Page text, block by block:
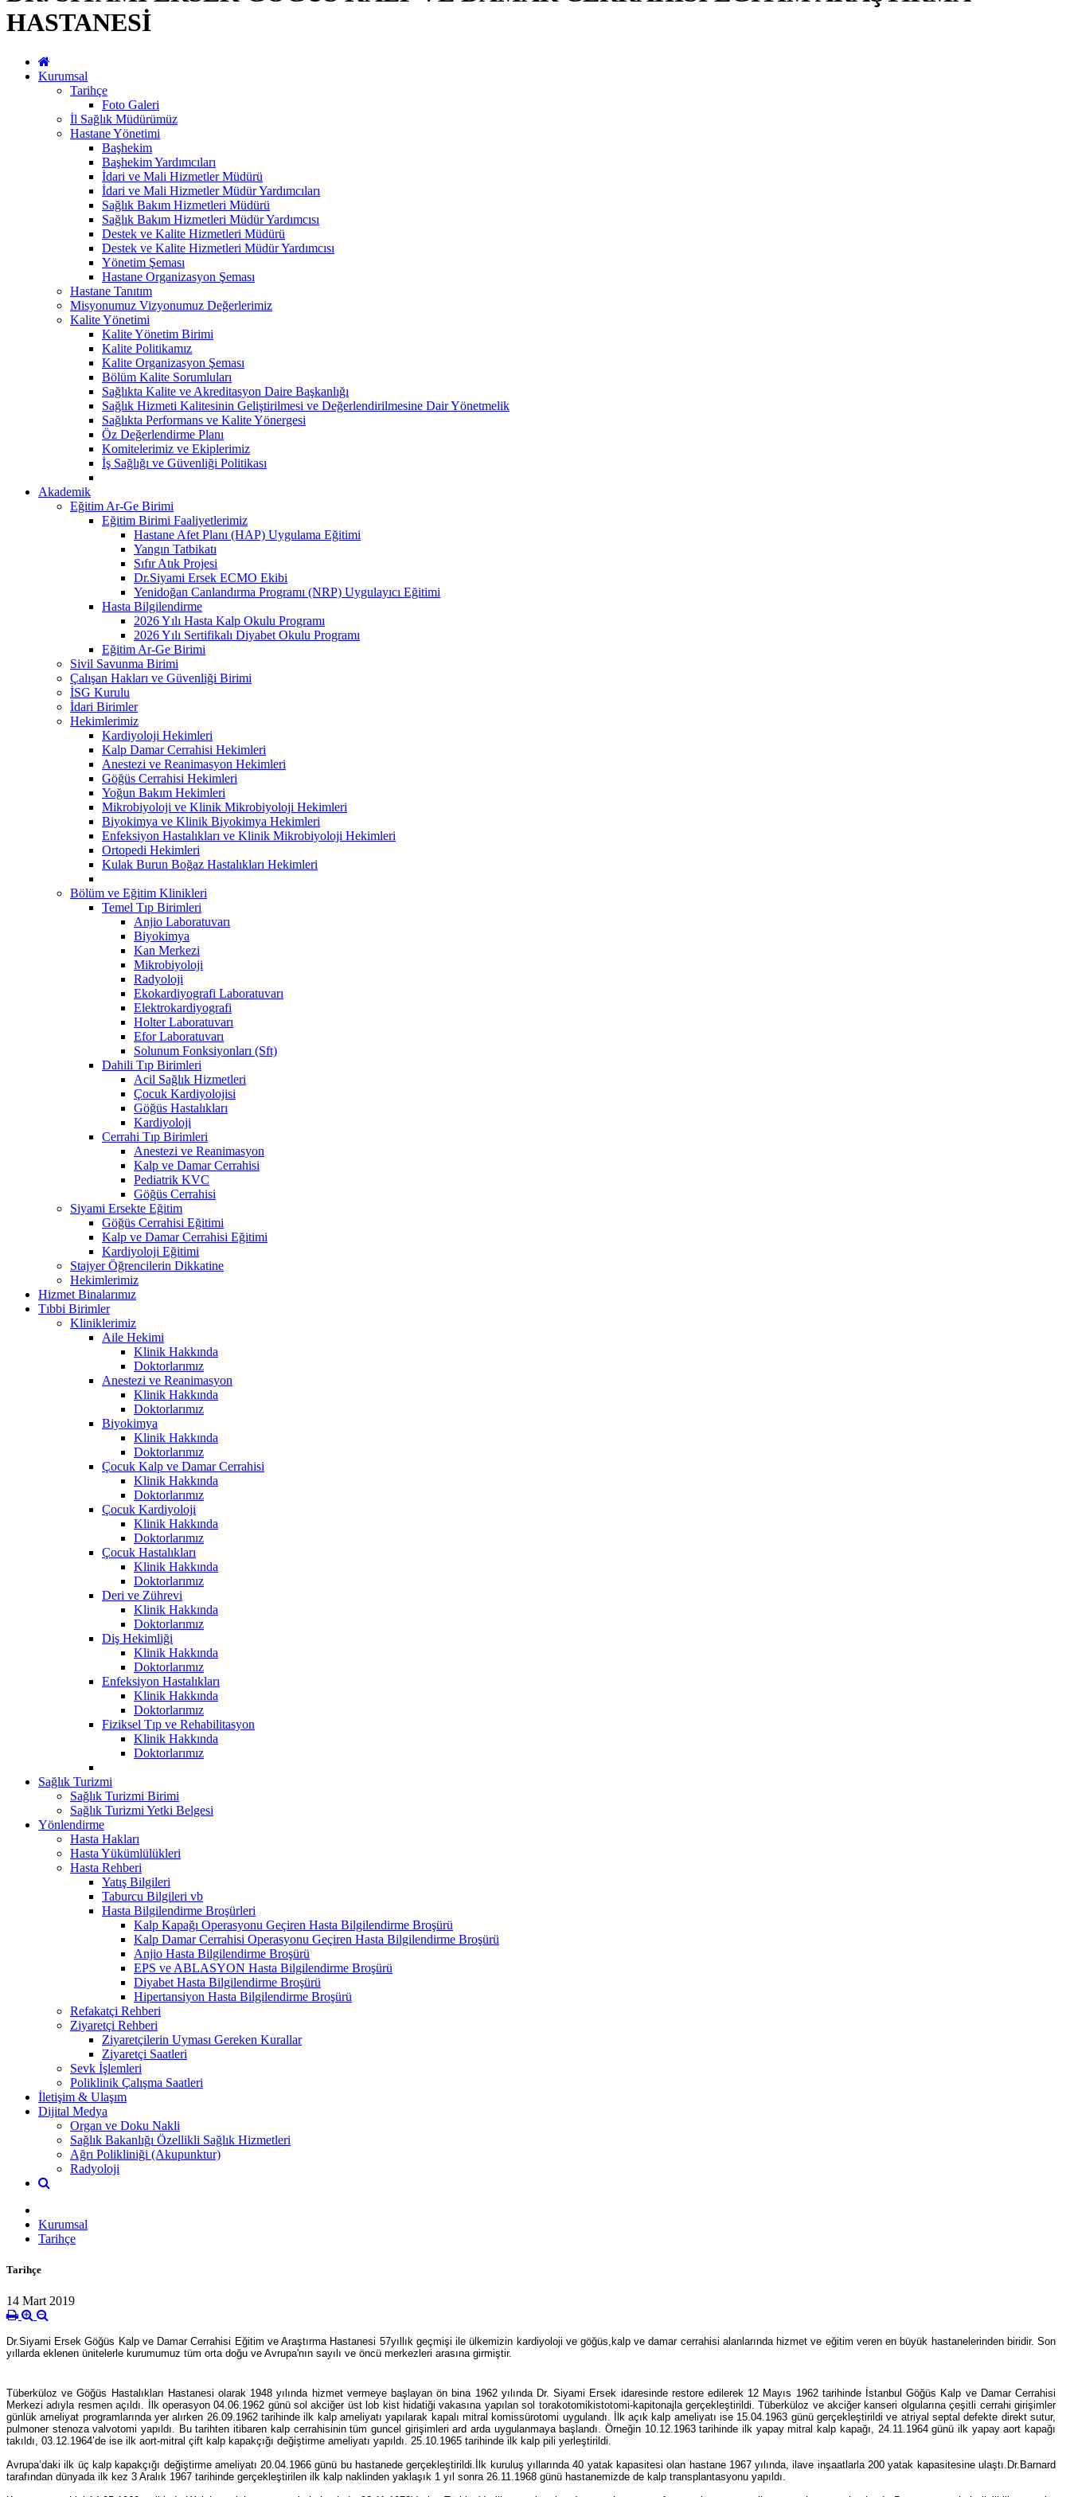
HASTANESİ
Kurumsal
Tarihçe
Foto Galeri
İl Sağlık Müdürümüz
Hastane Yönetimi
Başhekim
Başhekim Yardımcıları
İdari ve Mali Hizmetler Müdürü
İdari ve Mali Hizmetler Müdür Yardımcıları
Sağlık Bakım Hizmetleri Müdürü
Sağlık Bakım Hizmetleri Müdür Yardımcısı
Destek ve Kalite Hizmetleri Müdürü
Destek ve Kalite Hizmetleri Müdür Yardımcısı
Yönetim Şeması
Hastane Organizasyon Şeması
Hastane Tanıtım
Misyonumuz Vizyonumuz Değerlerimiz
Kalite Yönetimi
Kalite Yönetim Birimi
Kalite Politikamız
Kalite Organizasyon Şeması
Bölüm Kalite Sorumluları
Sağlıkta Kalite ve Akreditasyon Daire Başkanlığı
Sağlık Hizmeti Kalitesinin Geliştirilmesi ve Değerlendirilmesine Dair Yönetmelik
Sağlıkta Performans ve Kalite Yönergesi
Öz Değerlendirme Planı
Komitelerimiz ve Ekiplerimiz
İş Sağlığı ve Güvenliği Politikası
Akademik
Eğitim Ar-Ge Birimi
Eğitim Birimi Faaliyetlerimiz
Hastane Afet Planı (HAP) Uygulama Eğitimi
Yangın Tatbikatı
Sıfır Atık Projesi
Dr.Siyami Ersek ECMO Ekibi
Yenidoğan Canlandırma Programı (NRP) Uygulayıcı Eğitimi
Hasta Bilgilendirme
2026 Yılı Hasta Kalp Okulu Programı
2026 Yılı Sertifikalı Diyabet Okulu Programı
Eğitim Ar-Ge Birimi
Sivil Savunma Birimi
Çalışan Hakları ve Güvenliği Birimi
İSG Kurulu
İdari Birimler
Hekimlerimiz
Kardiyoloji Hekimleri
Kalp Damar Cerrahisi Hekimleri
Anestezi ve Reanimasyon Hekimleri
Göğüs Cerrahisi Hekimleri
Yoğun Bakım Hekimleri
Mikrobiyoloji ve Klinik Mikrobiyoloji Hekimleri
Biyokimya ve Klinik Biyokimya Hekimleri
Enfeksiyon Hastalıkları ve Klinik Mikrobiyoloji Hekimleri
Ortopedi Hekimleri
Kulak Burun Boğaz Hastalıkları Hekimleri
Bölüm ve Eğitim Klinikleri
Temel Tıp Birimleri
Anjio Laboratuvarı
Biyokimya
Kan Merkezi
Mikrobiyoloji
Radyoloji
Ekokardiyografi Laboratuvarı
Elektrokardiyografi
Holter Laboratuvarı
Efor Laboratuvarı
Solunum Fonksiyonları (Sft)
Dahili Tıp Birimleri
Acil Sağlık Hizmetleri
Çocuk Kardiyolojisi
Göğüs Hastalıkları
Kardiyoloji
Cerrahi Tıp Birimleri
Anestezi ve Reanimasyon
Kalp ve Damar Cerrahisi
Pediatrik KVC
Göğüs Cerrahisi
Siyami Ersekte Eğitim
Göğüs Cerrahisi Eğitimi
Kalp ve Damar Cerrahisi Eğitimi
Kardiyoloji Eğitimi
Stajyer Öğrencilerin Dikkatine
Hekimlerimiz
Hizmet Binalarımız
Tıbbi Birimler
Kliniklerimiz
Aile Hekimi
Klinik Hakkında
Doktorlarımız
Anestezi ve Reanimasyon
Klinik Hakkında
Doktorlarımız
Biyokimya
Klinik Hakkında
Doktorlarımız
Çocuk Kalp ve Damar Cerrahisi
Klinik Hakkında
Doktorlarımız
Çocuk Kardiyoloji
Klinik Hakkında
Doktorlarımız
Çocuk Hastalıkları
Klinik Hakkında
Doktorlarımız
Deri ve Zührevi
Klinik Hakkında
Doktorlarımız
Diş Hekimliği
Klinik Hakkında
Doktorlarımız
Enfeksiyon Hastalıkları
Klinik Hakkında
Doktorlarımız
Fiziksel Tıp ve Rehabilitasyon
Klinik Hakkında
Doktorlarımız
Sağlık Turizmi
Sağlık Turizmi Birimi
Sağlık Turizmi Yetki Belgesi
Yönlendirme
Hasta Hakları
Hasta Yükümlülükleri
Hasta Rehberi
Yatış Bilgileri
Taburcu Bilgileri vb
Hasta Bilgilendirme Broşürleri
Kalp Kapağı Operasyonu Geçiren Hasta Bilgilendirme Broşürü
Kalp Damar Cerrahisi Operasyonu Geçiren Hasta Bilgilendirme Broşürü
Anjio Hasta Bilgilendirme Broşürü
EPS ve ABLASYON Hasta Bilgilendirme Broşürü
Diyabet Hasta Bilgilendirme Broşürü
Hipertansiyon Hasta Bilgilendirme Broşürü
Refakatçi Rehberi
Ziyaretçi Rehberi
Ziyaretçilerin Uyması Gereken Kurallar
Ziyaretçi Saatleri
Sevk İşlemleri
Poliklinik Çalışma Saatleri
İletişim & Ulaşım
Dijital Medya
Organ ve Doku Nakli
Sağlık Bakanlığı Özellikli Sağlık Hizmetleri
Ağrı Polikliniği (Akupunktur)
Radyoloji
Kurumsal
Tarihçe
Tarihçe
14 Mart 2019
Dr.Siyami Ersek Göğüs Kalp ve Damar Cerrahisi Eğitim ve Araştırma Hastanesi 57yıllık geçmişi ile ülkemizin kardiyoloji ve göğüs,kalp ve damar cerrahisi alanlarında hizmet ve eğitim veren en büyük hastanelerinden biridir. Son
yıllarda eklenen ünitelerle kurumumuz tüm orta doğu ve Avrupa'nın sayılı ve öncü merkezleri arasına girmiştir.
Tüberküloz ve Göğüs Hastalıkları Hastanesi olarak 1948 yılında hizmet vermeye başlayan ön bina 1962 yılında Dr. Siyami Ersek idaresinde restore edilerek 12 Mayıs 1962 tarihinde İstanbul Göğüs Kalp ve Damar Cerrahisi
Merkezi adıyla resmen açıldı. İlk operasyon 04.06.1962 günü sol akciğer üst lob kist hidatiği vakasına yapılan sol torakotomikistotomi-kapitonajla gerçekleştirildi. Tüberküloz ve akciğer kanseri olgularına çeşitli cerrahi girişimler
günlük ameliyat programlarında yer alırken 26.09.1962 tarihinde ilk kalp ameliyatı yapılarak kapalı mitral komissürotomi uygulandı. İlk açık kalp ameliyatı ise 15.04.1963 günü gerçekleştirildi ve atriyal septal defekte direkt sutur,
pulmoner stenoza valvotomi yapıldı. Bu tarihten itibaren kalp cerrahisinin tüm guncel girişimleri ard arda uygulanmaya başlandı. Örneğin 10.12.1963 tarihinde ilk yapay mitral kalp kapağı, 24.11.1964 günü ilk yapay aort kapağı
takıldı, 03.12.1964’de ise ilk aort-mitral çift kalp kapakçığı değiştirme ameliyatı yapıldı. 25.10.1965 tarihinde ilk kalp pili yerleştirildi.
Avrupa’daki ilk üç kalp kapakçığı değiştirme ameliyatı 20.04.1966 günü bu hastanede gerçekleştirildi.İlk kuruluş yıllarında 40 yatak kapasitesi olan hastane 1967 yılında, ilave inşaatlarla 200 yatak kapasitesine ulaştı.Dr.Barnard
tarafından dünyada ilk kez 3 Aralık 1967 tarihinde gerçekleştirilen ilk kalp naklinden yaklaşık 1 yıl sonra 26.11.1968 günü hastanemizde de kalp transplantasyonu yapıldı.